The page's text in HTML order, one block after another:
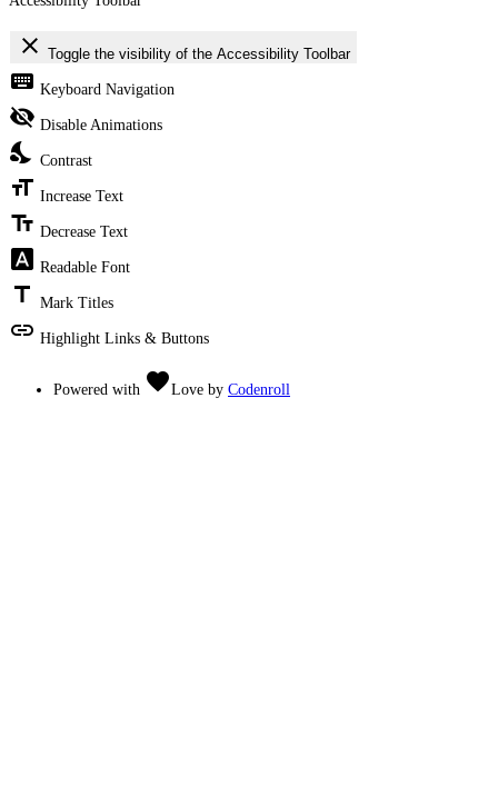
close Toggle the visibility of the Accessibility Toolbar
keyboard Keyboard Navigation
visibility_off Disable Animations
nights_stay Contrast
format_size Increase Text
text_fields Decrease Text
font_download Readable Font
title Mark Titles
link Highlight Links & Buttons
Powered with favoriteLove by Codenroll